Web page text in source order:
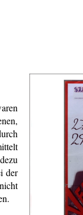
der